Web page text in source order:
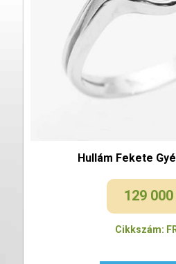
Hullám Fekete
129 000
Cikkszám: